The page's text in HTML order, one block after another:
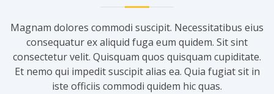
Magnam dolores commodi suscipit. Necessitatibus eius
consequatur ex aliquid fuga eum quidem. Sit sint
consectetur velit. Quisquam quos quisquam cupiditate.
Et nemo qui impedit suscipit alias ea. Quia fugiat sit in
iste officiis commodi quidem hic quas.